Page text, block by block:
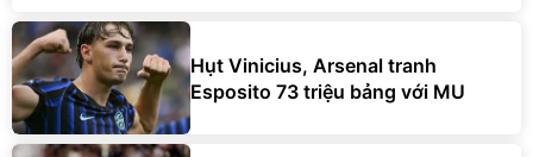
Hụt Vinicius, Arsenal tranh
Esposito 73 triệu bảng với MU